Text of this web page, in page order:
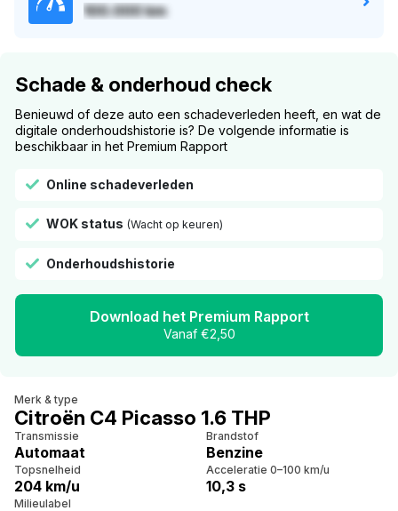
100.000 km
Schade & onderhoud check
Benieuwd of deze auto een schadeverleden heeft, en wat de
digitale onderhoudshistorie is? De volgende informatie is
beschikbaar in het Premium Rapport
Online schadeverleden
WOK status (Wacht op keuren)
Onderhoudshistorie
Download het Premium Rapport
Vanaf €2,50
Merk & type
Citroën C4 Picasso 1.6 THP
Transmissie
Automaat
Brandstof
Benzine
Topsnelheid
204 km/u
Acceleratie 0–100 km/u
10,3 s
Milieulabel